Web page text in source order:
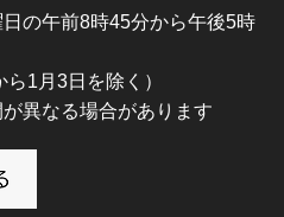
の午前8時45分から午後5時
1月3日を除く）
異なる場合があります